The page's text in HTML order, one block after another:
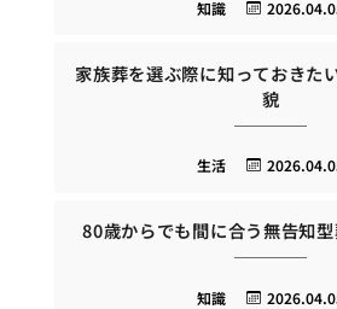
知識
家族葬を選ぶ際に知っておきた
貌
生活
80歳からでも間に合う無告知
知識